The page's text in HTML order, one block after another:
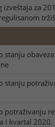
izveštaja za
stanju
stanju
potraživanju
I kvartal